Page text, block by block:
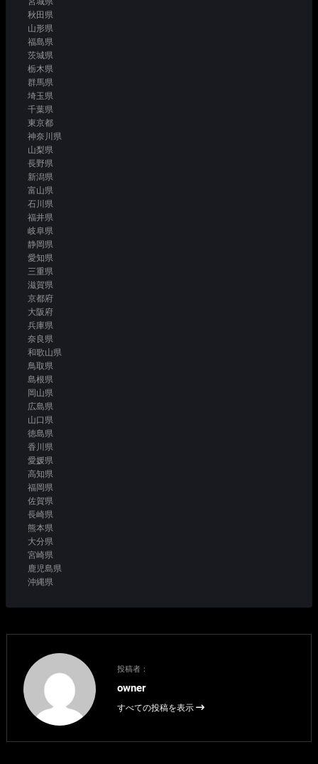
秋田県
山形県
福島県
茨城県
栃木県
群馬県
埼玉県
千葉県
東京都
神奈川県
山梨県
長野県
新潟県
富山県
石川県
福井県
岐阜県
静岡県
愛知県
三重県
滋賀県
京都府
大阪府
兵庫県
奈良県
和歌山県
鳥取県
島根県
岡山県
広島県
山口県
徳島県
香川県
愛媛県
高知県
福岡県
佐賀県
長崎県
熊本県
大分県
宮崎県
鹿児島県
沖縄県
投稿者：
owner
すべての投稿を表示